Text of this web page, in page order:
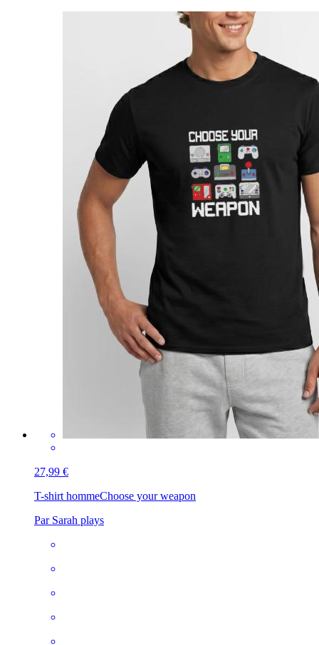
27,99 €
T-shirt hommeChoose your weapon
Par Sarah plays